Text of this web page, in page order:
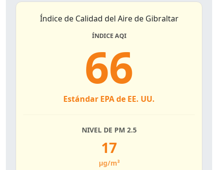
Índice de Calidad del Aire de Gibraltar
ÍNDICE AQI
66
Estándar EPA de EE. UU.
NIVEL DE PM 2.5
17
µg/m³